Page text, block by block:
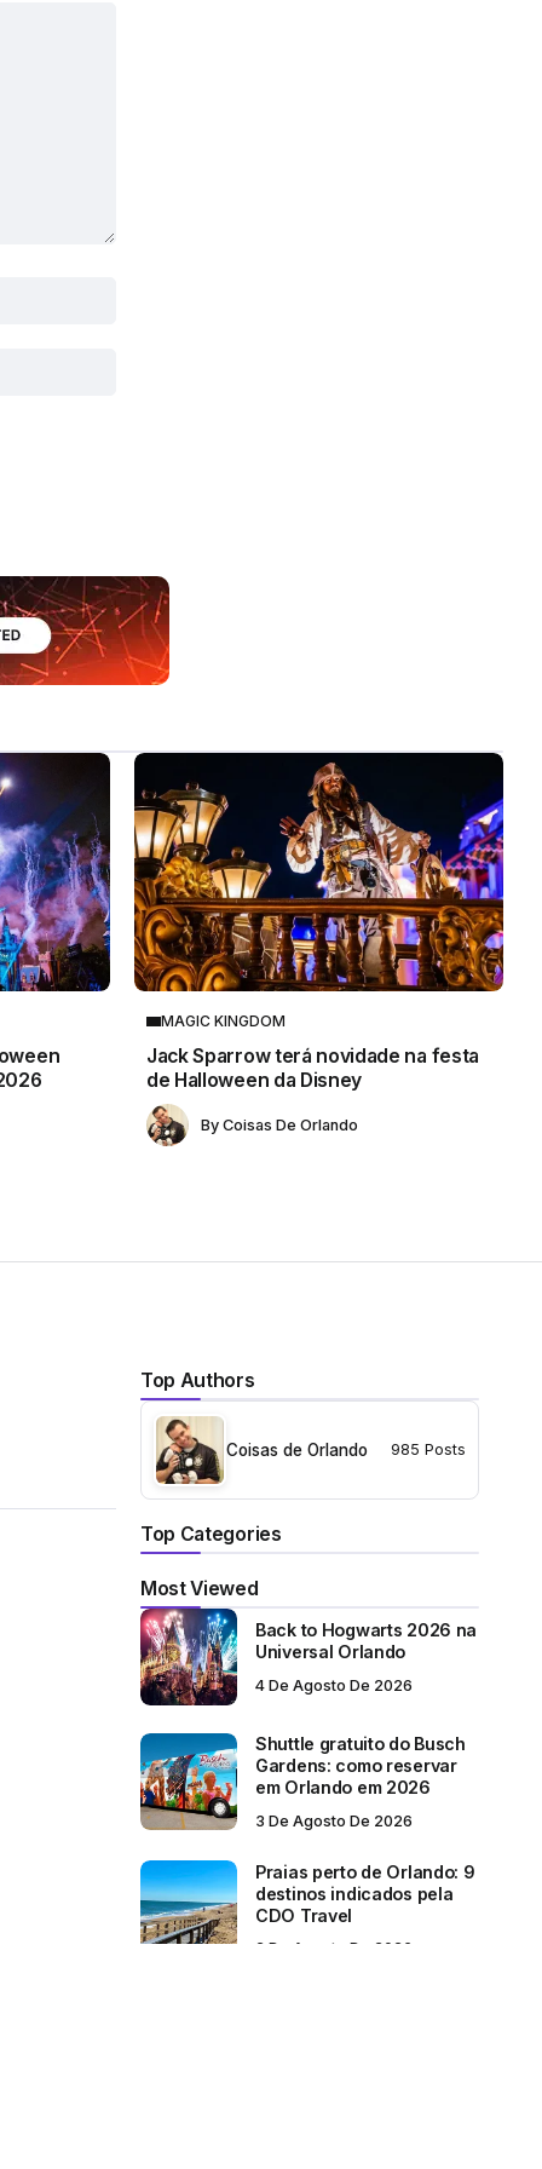
MAGIC KINGDOM
Jack Sparrow terá novidade na festa
de Halloween da Disney
By Coisas De Orlando
Top Authors
Coisas de Orlando 985 Posts
Top Categories
Most Viewed
Back to Hogwarts 2026 na
Universal Orlando
4 De Agosto De 2026
Shuttle gratuito do Busch
Gardens: como reservar
em Orlando em 2026
3 De Agosto De 2026
Praias perto de Orlando: 9
destinos indicados pela
CDO Travel
2 De Agosto De 2026